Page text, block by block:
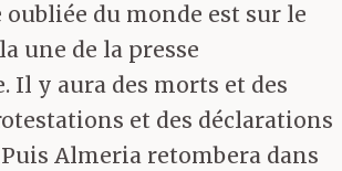
du monde est sur le
une de la presse
Il y aura des morts et des
et des déclarations
Almeria retombera dans